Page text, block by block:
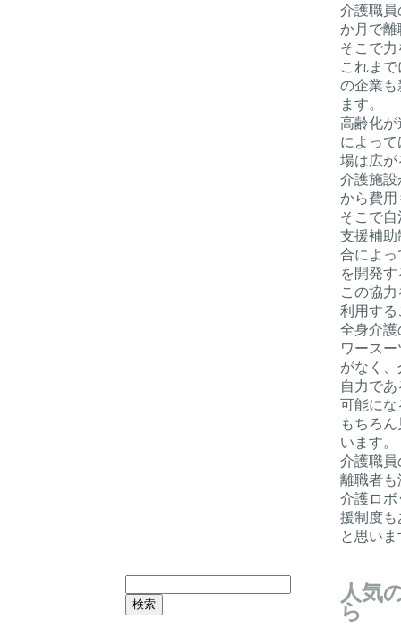
介護職
か月で
そこで
これま
の企業
ます。
高齢化
によっ
場は広
介護施
から費
そこで
支援補
合によ
を開発
この協
利用す
全身介
ワース
がなく
自力で
可能に
もちろ
います。
介護職
離職者
介護ロ
援制度
と思い
検
索:
人気
ら